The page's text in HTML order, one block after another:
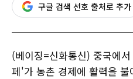
구글 검색 선호 출처로 추가
(베이징=신화통신) 중국에
페'가 농촌 경제에 활력을 불